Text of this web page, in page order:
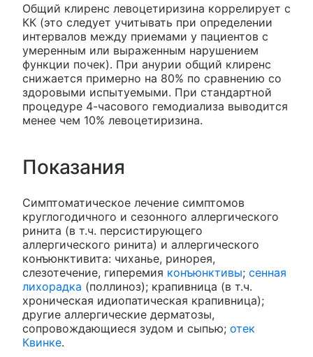
Общий клиренс левоцетиризина коррелирует с
КК (это следует учитывать при определении
интервалов между приемами у пациентов с
умеренным или выраженным нарушением
функции почек). При анурии общий клиренс
снижается примерно на 80% по сравнению со
здоровыми испытуемыми. При стандартной
процедуре 4-часового гемодиализа выводится
менее чем 10% левоцетиризина.
Показания
Симптоматическое лечение симптомов
круглогодичного и сезонного аллергического
ринита (в т.ч. персистирующего
аллергического ринита) и аллергического
конъюнктивита: чиханье, ринорея,
слезотечение, гиперемия конъюнктивы; сенная
лихорадка (поллиноз); крапивница (в т.ч.
хроническая идиопатическая крапивница);
другие аллергические дерматозы,
сопровождающиеся зудом и сыпью; отек
Квинке.